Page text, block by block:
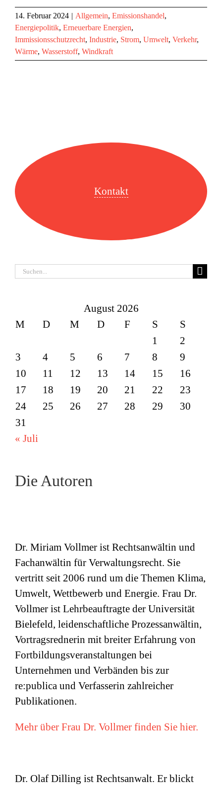
14. Februar 2024 | Allgemein, Emissionshandel,
Energiepolitik, Erneuerbare Energien,
Immissionsschutzrecht, Industrie, Strom, Umwelt, Verkehr,
Wärme, Wasserstoff, Windkraft
Kontakt
Suche
August 2026
M
D M D F S
S
1
2
3
4 5 6 7 8
9
10
11 12 13 14 15
16
17
18 19 20 21 22
23
24
25 26 27 28 29
30
31
« Juli
Die Autoren
Dr. Miriam Vollmer ist Rechtsanwältin und
Fachanwältin für Verwaltungsrecht. Sie
vertritt seit 2006 rund um die Themen Klima,
Umwelt, Wettbewerb und Energie. Frau Dr.
Vollmer ist Lehrbeauftragte der Universität
Bielefeld, leidenschaftliche Prozessanwältin,
Vortragsrednerin mit breiter Erfahrung von
Fortbildungsveranstaltungen bei
Unternehmen und Verbänden bis zur
re:publica und Verfasserin zahlreicher
Publikationen.
Mehr über Frau Dr. Vollmer finden Sie hier.
Dr. Olaf Dilling ist Rechtsanwalt. Er blickt